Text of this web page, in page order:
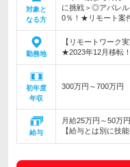
対象と
なる方
に挑戦＞◎アパレ
0％！★リモート案
勤務地
【リモートワーク
★2023年12月移転
初年度
年収
300万円～700万円
給与
月給25万円～50万
【給与とは別に技